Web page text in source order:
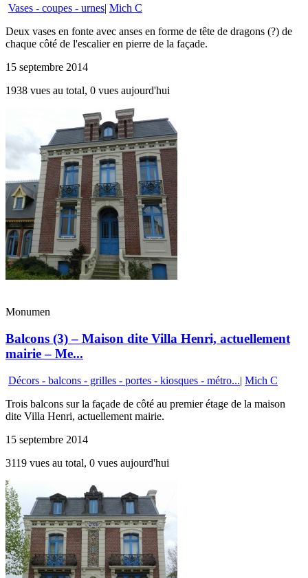
Vases - coupes - urnes| Mich C
Deux vases en fonte avec anses en forme de tête de dragons (?) de
chaque côté de l'escalier en pierre de la façade.
15 septembre 2014
1938 vues au total, 0 vues aujourd'hui
Monumen
Balcons (3) – Maison dite Villa Henri, actuellement
mairie – Me...
Décors - balcons - grilles - portes - kiosques - métro...| Mich C
Trois balcons sur la façade de côté au premier étage de la maison
dite Villa Henri, actuellement mairie.
15 septembre 2014
3119 vues au total, 0 vues aujourd'hui